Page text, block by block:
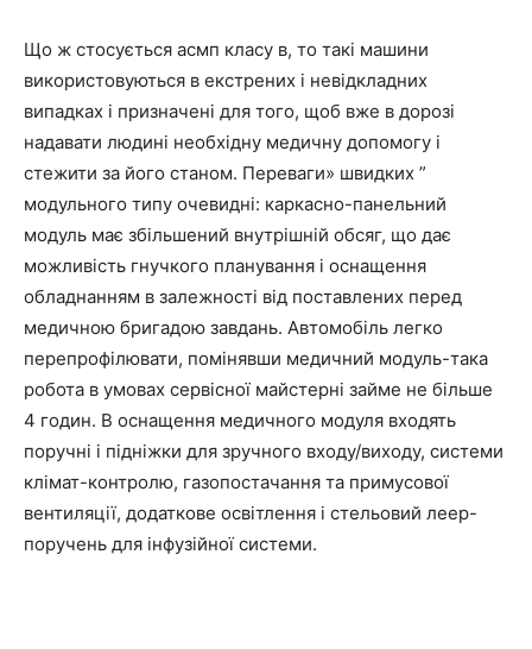
Що ж стосується асмп класу в, то такі машини
використовуються в екстрених і невідкладних
випадках і призначені для того, щоб вже в дорозі
надавати людині необхідну медичну допомогу і
стежити за його станом. Переваги» швидких ”
модульного типу очевидні: каркасно-панельний
модуль має збільшений внутрішній обсяг, що дає
можливість гнучкого планування і оснащення
обладнанням в залежності від поставлених перед
медичною бригадою завдань. Автомобіль легко
перепрофілювати, помінявши медичний модуль-така
робота в умовах сервісної майстерні займе не більше
4 годин. В оснащення медичного модуля входять
поручні і підніжки для зручного входу/виходу, системи
клімат-контролю, газопостачання та примусової
вентиляції, додаткове освітлення і стельовий леер-
поручень для інфузійної системи.